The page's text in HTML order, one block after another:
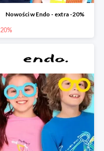
Nowości w Endo - extra -20%
20%